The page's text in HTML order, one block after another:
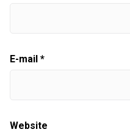
E-mail *
Website